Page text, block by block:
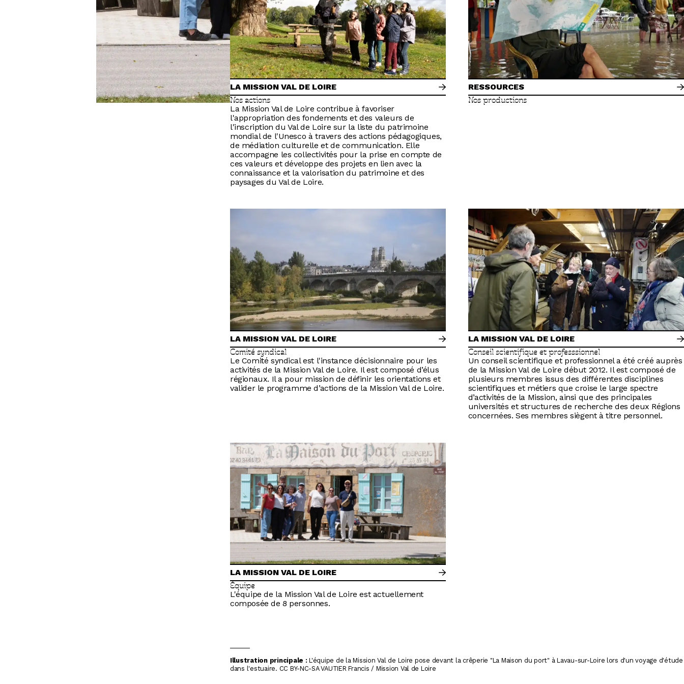
LA MISSION VAL DE LOIRE
Nos actions
La Mission Val de Loire contribue à favoriser
l'appropriation des fondements et des valeurs de
l'inscription du Val de Loire sur la liste du patrimoine
mondial de l'Unesco à travers des actions pédagogiques,
de médiation culturelle et de communication. Elle
accompagne les collectivités pour la prise en compte de
ces valeurs et développe des projets en lien avec la
connaissance et la valorisation du patrimoine et des
paysages du Val de Loire.
RESSOURCES
Nos productions
LA MISSION VAL DE LOIRE
Comité syndical
Le Comité syndical est l'instance décisionnaire pour les
activités de la Mission Val de Loire. Il est composé d’élus
régionaux. Il a pour mission de définir les orientations et
valider le programme d’actions de la Mission Val de Loire.
LA MISSION VAL DE LOIRE
Conseil scientifique et professsionnel
Un conseil scientifique et professionnel a été créé auprès
de la Mission Val de Loire début 2012. Il est composé de
plusieurs membres issus des différentes disciplines
scientifiques et métiers que croise le large spectre
d’activités de la Mission, ainsi que des principales
universités et structures de recherche des deux Régions
concernées. Ses membres siègent à titre personnel.
LA MISSION VAL DE LOIRE
Équipe
L'équipe de la Mission Val de Loire est actuellement
composée de 8 personnes.
Illustration principale :L'équipe de la Mission Val de Loire pose devant la crêperie "La Maison du port" à Lavau-sur-Loire lors d'un voyage d'étude
dans l'estuaire. CC BY-NC-SA VAUTIER Francis / Mission Val de Loire